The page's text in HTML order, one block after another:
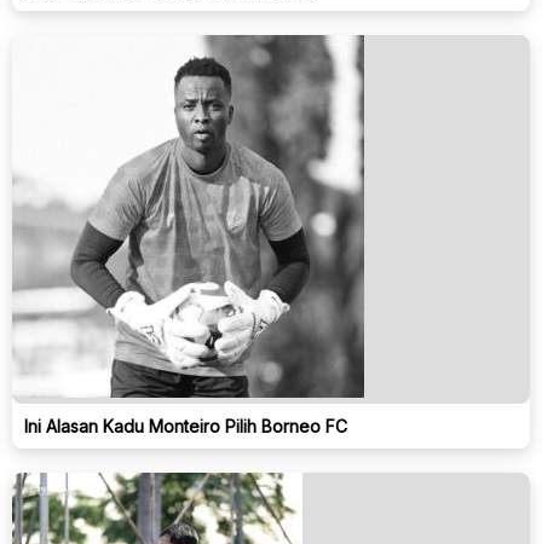
Ini Alasan Kadu Monteiro Pilih Borneo FC